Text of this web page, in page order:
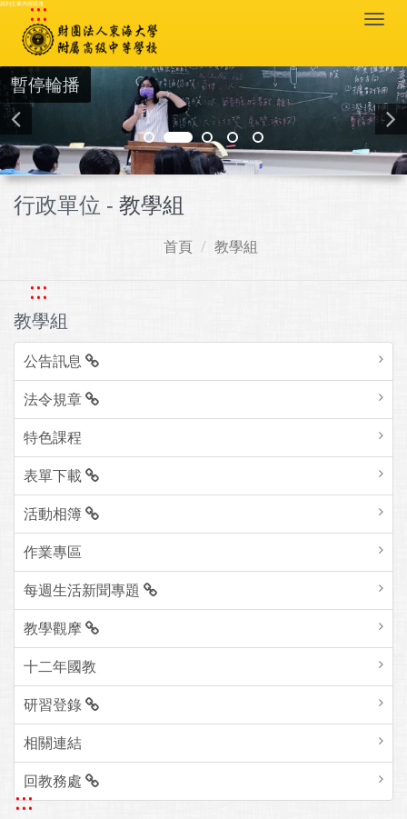
跳到主要內容區塊
:::
暫停輪播
行政單位 - 教學組
首頁 教學組
:::
教學組
公告訊息
法令規章
特色課程
表單下載
活動相簿
作業專區
每週生活新聞專題
教學觀摩
十二年國教
研習登錄
相關連結
回教務處
:::